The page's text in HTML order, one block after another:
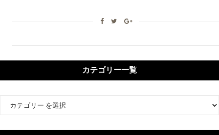
カテゴリー一覧
リ